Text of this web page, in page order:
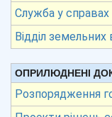
Служба у справах
Відділ земельних
ОПРИЛЮДНЕНІ
Розпорядження